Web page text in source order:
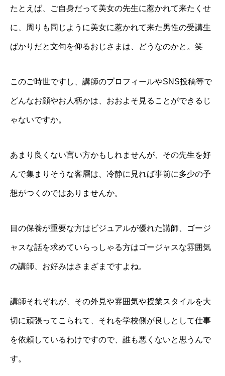
たとえば、ご自身だって美女の先生に惹かれて来たくせ
に、周りも同じように美女に惹かれて来た男性の受講生
ばかりだと文句を仰るおじさまは、どうなのかと。笑
このご時世ですし、講師のプロフィールやSNS投稿等で
どんなお顔やお人柄かは、おおよそ見ることができるじ
ゃないですか。
あまり良くない言い方かもしれませんが、その先生を好
んで集まりそうな客層は、冷静に見れば事前に多少の予
想がつくのではありませんか。
目の保養が重要な方はビジュアルが優れた講師、ゴージ
ャスな話を求めていらっしゃる方はゴージャスな雰囲気
の講師、お好みはさまざまですよね。
講師それぞれが、その外見や雰囲気や授業スタイルを大
切に頑張ってこられて、それを学校側が良しとして仕事
を依頼しているわけですので、誰も悪くないと思うんで
す。